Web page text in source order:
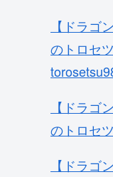
【ドラゴ
のトロセ
【ドラゴ
のトロセ
【ドラゴ